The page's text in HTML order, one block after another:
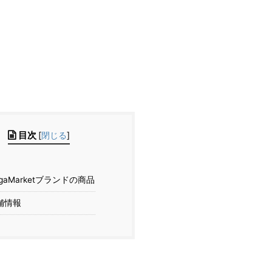
目次 [閉じる]
ブランドの商品
情報